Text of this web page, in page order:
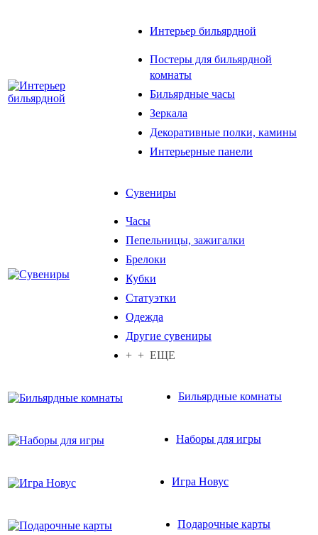
Интерьер бильярдной
Постеры для бильярдной
комнаты
Бильярдные часы
Зеркала
Декоративные полки, камины
Интерьерные панели
Сувениры
Часы
Пепельницы, зажигалки
Брелоки
Кубки
Статуэтки
Одежда
Другие сувениры
+ + ЕЩЕ
Бильярдные комнаты
Наборы для игры
Игра Новус
Подарочные карты